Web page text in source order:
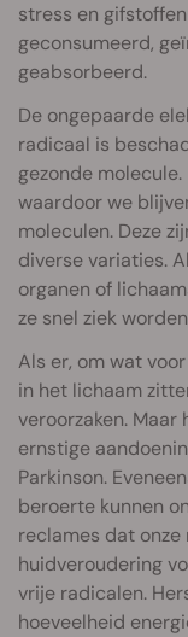
stress en
geconsumeerd,
geabsorbeerd.
De ongepaarde
radicaal is
gezonde
waardoor we
moleculen. Deze
diverse variaties.
organen of
ze snel ziek
Als er, om wat
in het lichaam
veroorzaken. Maar
ernstige
Parkinson.
beroerte kunnen
reclames dat onze
huidveroudering
vrije radicalen.
hoeveelheid